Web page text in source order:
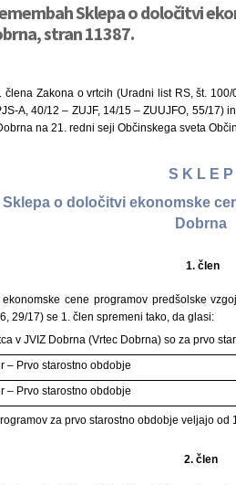
Sklepa o določitvi
stran 11387.
člena Zakona o vrtcih (Uradni list RS, št.
A, 40/12 – ZUJF, 14/15 – ZUUJFO, 55/17)
na 21. redni seji Občinskega sveta
S K L E P
o določitvi ekonomske
Dobrna
1. člen
cene programov predšolske
29/17) se 1. člen spremeni tako, da glasi:
v JVIZ Dobrna (Vrtec Dobrna) so za prvo
– Prvo starostno obdobje
– Prvo starostno obdobje
za prvo starostno obdobje veljajo od
2. člen